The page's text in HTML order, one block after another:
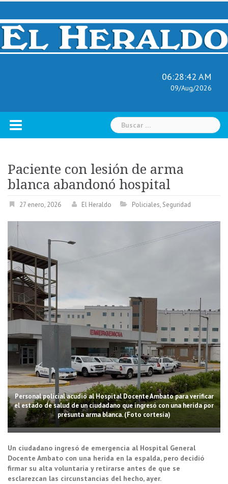
Skip
content
06:28:43 AM
09/Aug/2026
Buscar:
Paciente con lesión de arma
blanca abandonó hospital
27 enero, 2026 El Heraldo Policiales, Seguridad
Personal policial acudió al Hospital Docente Ambato para verificar
el estado de salud de un ciudadano que ingresó con una herida por
presunta arma blanca. (Foto cortesía)
Un ciudadano ingresó de emergencia al Hospital General
Docente Ambato con una herida en la espalda, pero decidió
firmar su alta voluntaria y retirarse antes de que se
esclarezcan las circunstancias del hecho, ayer.